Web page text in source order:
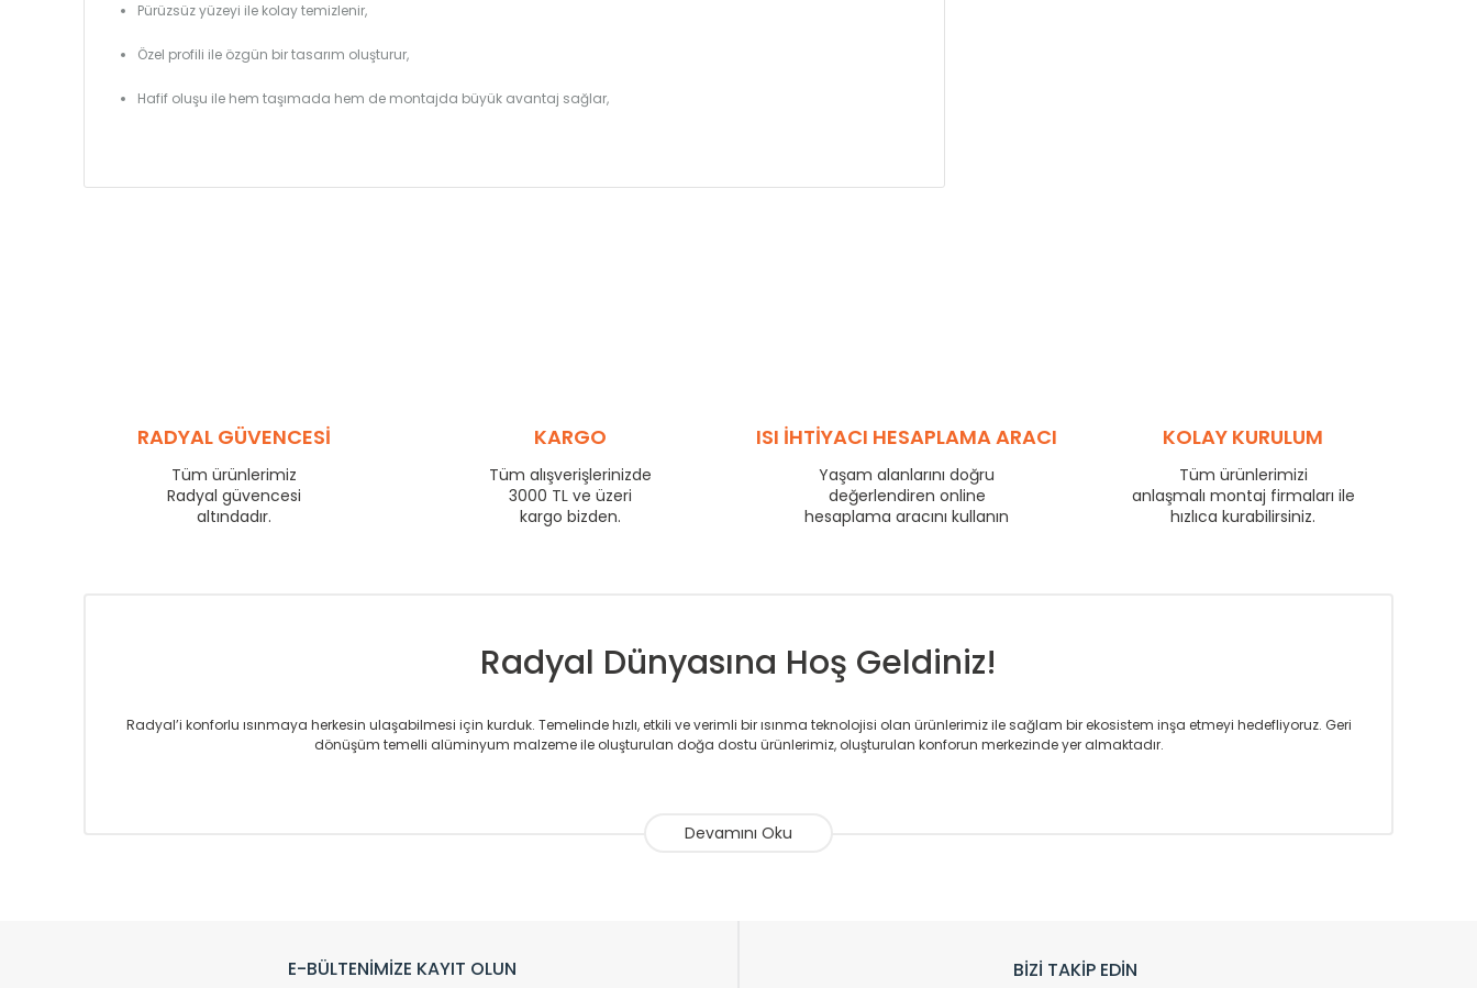
Pürüzsüz yüzeyi ile kolay temizlenir,
Özel profili ile özgün bir tasarım oluşturur,
Hafif oluşu ile hem taşımada hem de montajda büyük avantaj sağlar,
RADYAL GÜVENCESİ
Tüm ürünlerimiz
Radyal güvencesi
altındadır.
KARGO
Tüm alışverişlerinizde
3000 TL ve üzeri
kargo bizden.
ISI İHTİYACI HESAPLAMA ARACI
Yaşam alanlarını doğru
değerlendiren online
hesaplama aracını kullanın
KOLAY KURULUM
Tüm ürünlerimizi
anlaşmalı montaj firmaları ile
hızlıca kurabilirsiniz.
Radyal Dünyasına Hoş Geldiniz!
Radyal’i konforlu ısınmaya herkesin ulaşabilmesi için kurduk. Temelinde hızlı, etkili ve verimli bir ısınma teknolojisi olan ürünlerimiz ile sağlam bir ekosistem inşa etmeyi hedefliyoruz. Geri
dönüşüm temelli alüminyum malzeme ile oluşturulan doğa dostu ürünlerimiz, oluşturulan konforun merkezinde yer almaktadır.
Avrupa’ya yapmakta olduğu ihracat ile de ürünlerinde sadece tasarımın ön planda olmadığını aynı zamanda kalite olarak ta en üst seviyede olduğunu göstermiştir.
Klasik modellerimizin yanında, modern hatları ile de dikkat çeken tasarım radyatörlerimiz veülkemizdeki birçok elite projede tercih edilmekte, mimarların kişiselleştirilmiş çözümlerinde
E-BÜLTENİMİZE KAYIT OLUN BİZİ TAKİP EDİN